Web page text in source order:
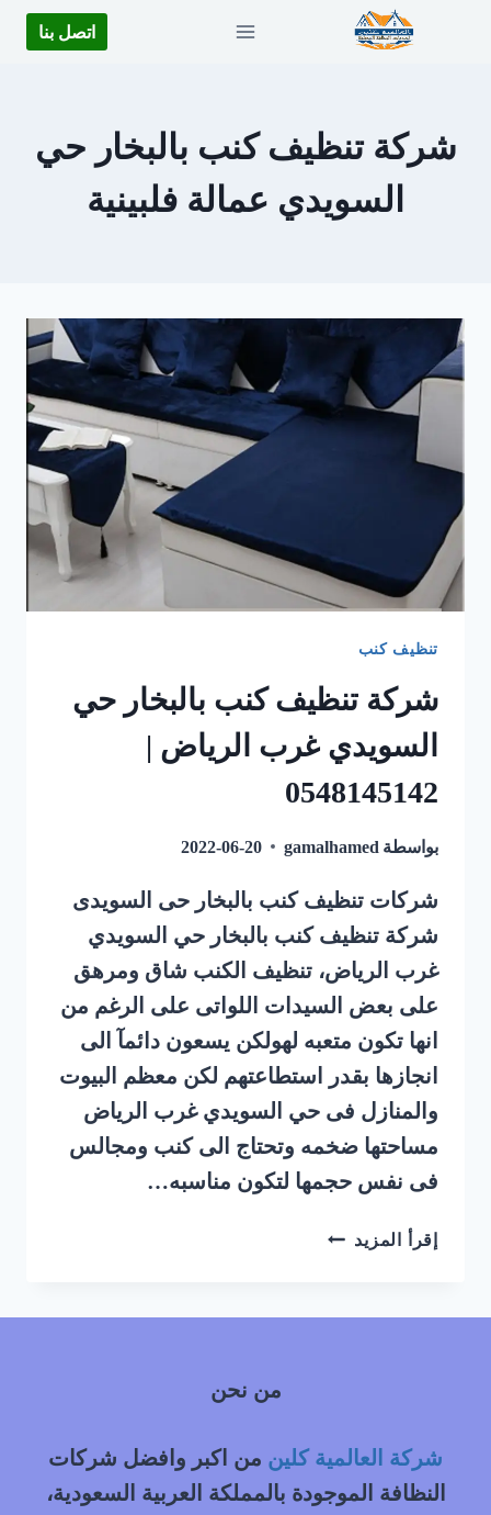
اتصل بنا
شركة تنظيف كنب بالبخار حي
السويدي عمالة فلبينية
تنظيف كنب
شركة تنظيف كنب بالبخار حي
السويدي غرب الرياض |
0548145142
بواسطة gamalhamed
2022-06-20
شركات تنظيف كنب بالبخار حى السويدى
شركة تنظيف كنب بالبخار حي السويدي
غرب الرياض، تنظيف الكنب شاق ومرهق
على بعض السيدات اللواتى على الرغم من
انها تكون متعبه لهولكن يسعون دائمآ الى
انجازها بقدر استطاعتهم لكن معظم البيوت
والمنازل فى حي السويدي غرب الرياض
مساحتها ضخمه وتحتاج الى كنب ومجالس
فى نفس حجمها لتكون مناسبه…
إقرأ المزيد شركة
بالبخار
|
0548145142
من نحن
شركة العالمية كلين من اكبر وافضل شركات
النظافة الموجودة بالمملكة العربية السعودية،